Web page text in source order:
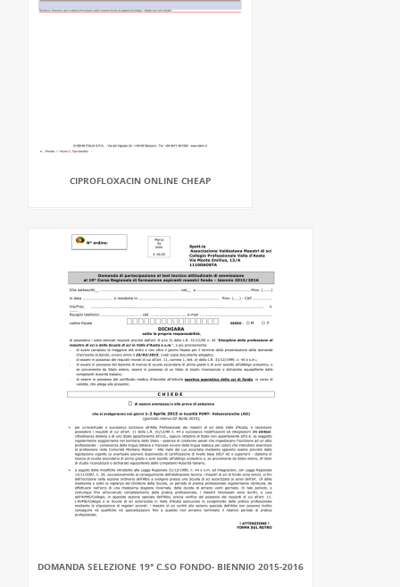
CIPROFLOXACIN ONLINE CHEAP
DOMANDA SELEZIONE 19° C.SO FONDO- BIENNIO 2015-2016